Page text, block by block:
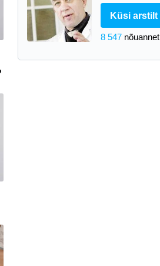
Küsi arstilt
8 547 nõuannet